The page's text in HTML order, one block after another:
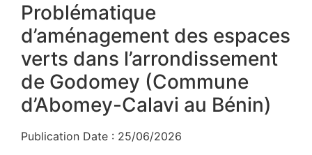
Problématique
d’aménagement des espaces
verts dans l’arrondissement
de Godomey (Commune
d’Abomey-Calavi au Bénin)
Publication Date : 25/06/2026